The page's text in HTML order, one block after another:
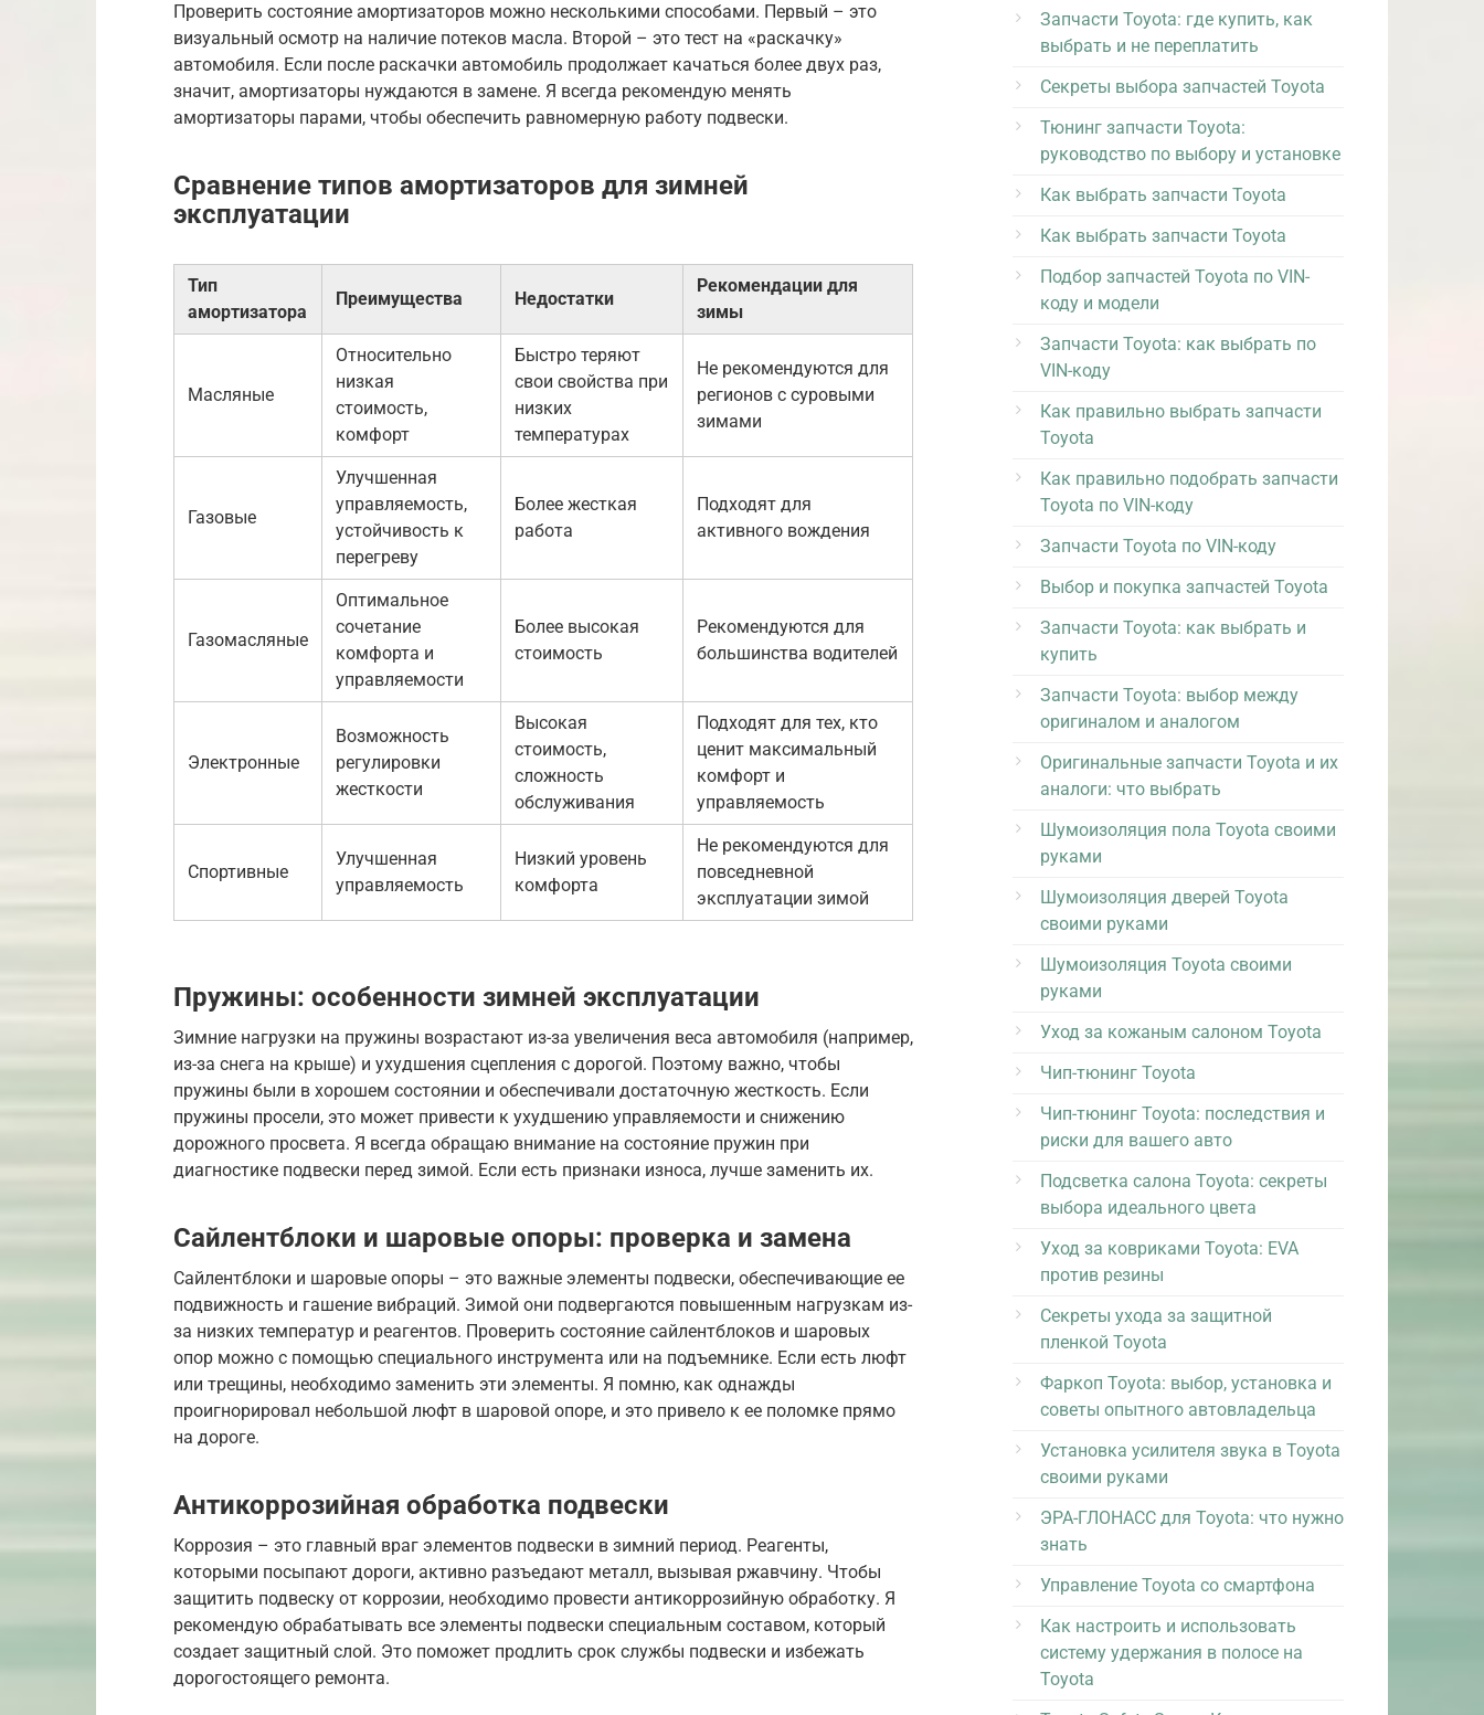
Проверить состояние амортизаторов можно несколькими способами. Первый – это
визуальный осмотр на наличие потеков масла. Второй – это тест на «раскачку»
автомобиля. Если после раскачки автомобиль продолжает качаться более двух раз,
значит, амортизаторы нуждаются в замене. Я всегда рекомендую менять
амортизаторы парами, чтобы обеспечить равномерную работу подвески.
Сравнение типов амортизаторов для зимней
эксплуатации
Тип
амортизатора
Преимущества Недостатки
Рекомендации для
зимы
Масляные
Относительно
низкая
стоимость,
комфорт
Быстро теряют
свои свойства при
низких
температурах
Не рекомендуются для
регионов с суровыми
зимами
Газовые
Улучшенная
управляемость,
устойчивость к
перегреву
Более жесткая
работа
Подходят для
активного вождения
Газомасляные
Оптимальное
сочетание
комфорта и
управляемости
Более высокая
стоимость
Рекомендуются для
большинства водителей
Электронные
Возможность
регулировки
жесткости
Высокая
стоимость,
сложность
обслуживания
Подходят для тех, кто
ценит максимальный
комфорт и
управляемость
Спортивные
Улучшенная
управляемость
Низкий уровень
комфорта
Не рекомендуются для
повседневной
эксплуатации зимой
Пружины: особенности зимней эксплуатации
Зимние нагрузки на пружины возрастают из-за увеличения веса автомобиля (например,
из-за снега на крыше) и ухудшения сцепления с дорогой. Поэтому важно, чтобы
пружины были в хорошем состоянии и обеспечивали достаточную жесткость. Если
пружины просели, это может привести к ухудшению управляемости и снижению
дорожного просвета. Я всегда обращаю внимание на состояние пружин при
диагностике подвески перед зимой. Если есть признаки износа, лучше заменить их.
Сайлентблоки и шаровые опоры: проверка и замена
Сайлентблоки и шаровые опоры – это важные элементы подвески, обеспечивающие ее
подвижность и гашение вибраций. Зимой они подвергаются повышенным нагрузкам из-
за низких температур и реагентов. Проверить состояние сайлентблоков и шаровых
опор можно с помощью специального инструмента или на подъемнике. Если есть люфт
или трещины, необходимо заменить эти элементы. Я помню, как однажды
проигнорировал небольшой люфт в шаровой опоре, и это привело к ее поломке прямо
на дороге.
Антикоррозийная обработка подвески
Коррозия – это главный враг элементов подвески в зимний период. Реагенты,
которыми посыпают дороги, активно разъедают металл, вызывая ржавчину. Чтобы
защитить подвеску от коррозии, необходимо провести антикоррозийную обработку. Я
рекомендую обрабатывать все элементы подвески специальным составом, который
создает защитный слой. Это поможет продлить срок службы подвески и избежать
дорогостоящего ремонта.
Запчасти Toyota: где купить, как
выбрать и не переплатить
Секреты выбора запчастей Toyota
Тюнинг запчасти Toyota:
руководство по выбору и установке
Как выбрать запчасти Toyota
Как выбрать запчасти Toyota
Подбор запчастей Toyota по VIN-
коду и модели
Запчасти Toyota: как выбрать по
VIN-коду
Как правильно выбрать запчасти
Toyota
Как правильно подобрать запчасти
Toyota по VIN-коду
Запчасти Toyota по VIN-коду
Выбор и покупка запчастей Toyota
Запчасти Toyota: как выбрать и
купить
Запчасти Toyota: выбор между
оригиналом и аналогом
Оригинальные запчасти Toyota и их
аналоги: что выбрать
Шумоизоляция пола Toyota своими
руками
Шумоизоляция дверей Toyota
своими руками
Шумоизоляция Toyota своими
руками
Уход за кожаным салоном Toyota
Чип-тюнинг Toyota
Чип-тюнинг Toyota: последствия и
риски для вашего авто
Подсветка салона Toyota: секреты
выбора идеального цвета
Уход за ковриками Toyota: EVA
против резины
Секреты ухода за защитной
пленкой Toyota
Фаркоп Toyota: выбор, установка и
советы опытного автовладельца
Установка усилителя звука в Toyota
своими руками
ЭРА-ГЛОНАСС для Toyota: что нужно
знать
Управление Toyota со смартфона
Как настроить и использовать
систему удержания в полосе на
Toyota